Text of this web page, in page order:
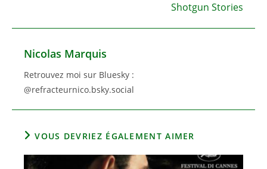
Shotgun Stories
Nicolas Marquis
Retrouvez moi sur Bluesky :
@refracteurnico.bsky.social
VOUS DEVRIEZ ÉGALEMENT AIMER